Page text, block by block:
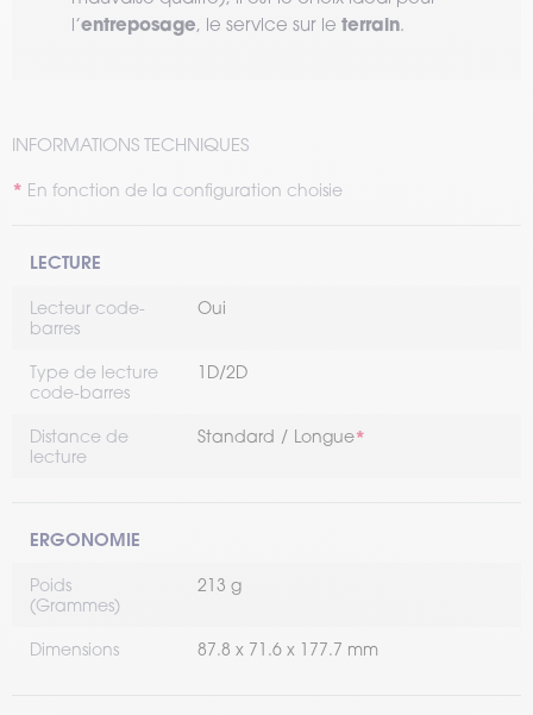
l’entreposage, le service sur le terrain.
INFORMATIONS TECHNIQUES
En fonction de la configuration choisie
LECTURE
Lecteur code-
barres
Oui
Type de lecture
code-barres
1D/2D
Distance de
lecture
Standard Longue
ERGONOMIE
Poids
(Grammes)
213 g
Dimensions 87.8 x 71.6 x 177.7 mm